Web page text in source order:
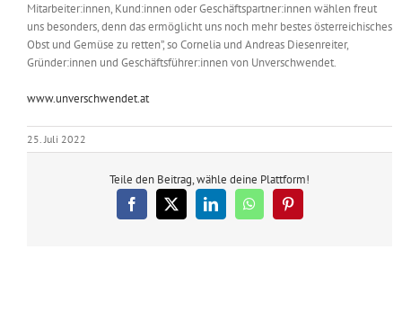
Mitarbeiter:innen, Kund:innen oder Geschäftspartner:innen wählen freut
uns besonders, denn das ermöglicht uns noch mehr bestes österreichisches
Obst und Gemüse zu retten”, so Cornelia und Andreas Diesenreiter,
Gründer:innen und Geschäftsführer:innen von Unverschwendet.
www.unverschwendet.at
25. Juli 2022
Teile den Beitrag, wähle deine Plattform!
Facebook
X LinkedInWhatsAppPinterest